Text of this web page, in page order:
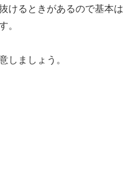
けるときがあるので基本は
。
しましょう。